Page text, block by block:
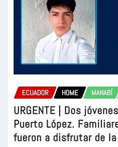
ECUADOR HOME MANABÍ
URGENTE | Dos
Puerto López.
fueron a disfrutar de